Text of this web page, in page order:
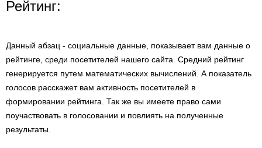
Рейтинг:
Данный абзац - социальные данные, показывает вам данные о
рейтинге, среди посетителей нашего сайта. Средний рейтинг
генерируется путем математических вычислений. А показатель
голосов расскажет вам активность посетителей в
формировании рейтинга. Так же вы имеете право сами
поучаствовать в голосовании и повлиять на полученные
результаты.